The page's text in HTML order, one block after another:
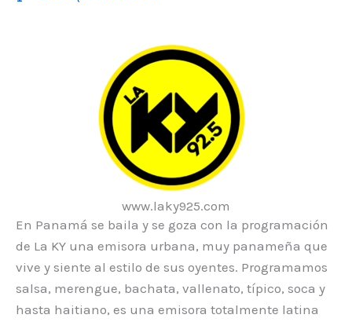
www.laky925.com
En Panamá se baila y se goza con la programación
de La KY una emisora urbana, muy panameña que
vive y siente al estilo de sus oyentes. Programamos
salsa, merengue, bachata, vallenato, típico, soca y
hasta haitiano, es una emisora totalmente latina